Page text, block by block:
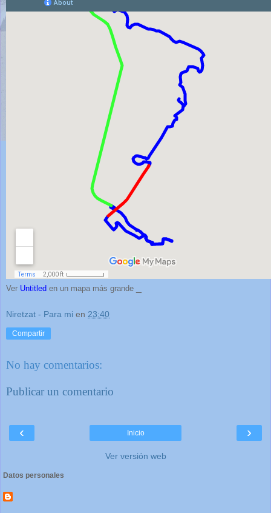
Ver Untitled en un mapa más grande
Niretzat - Para mi en 23:40
Compartir
No hay comentarios:
Publicar un comentario
‹ ›
Inicio
Ver versión web
Datos personales